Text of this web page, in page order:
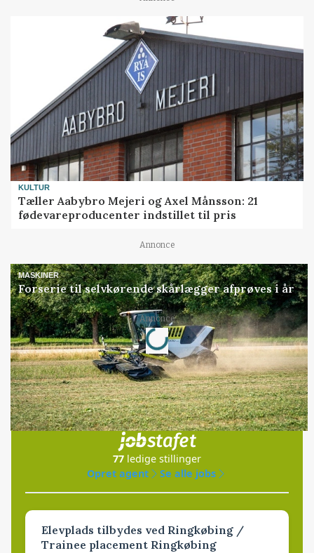
KULTUR
Tæller Aabybro Mejeri og Axel Månsson: 21
fødevareproducenter indstillet til pris
Annonce
MASKINER
Forserie til selvkørende skårlægger afprøves i år
Annonce
Loading...
Jobs
i samarbejde med
77 ledige stillinger
Opret agent
Se alle jobs
Elevplads tilbydes ved Ringkøbing /
Trainee placement Ringkøbing